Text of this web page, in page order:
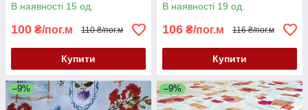
В наявності 15 од.
100 ₴/пог.м 110 ₴/пог.м
Купити
В наявності 19 од.
106 ₴/пог.м 116 ₴/пог.м
Купити
–9% –9%